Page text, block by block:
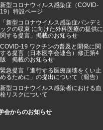
新型コロナウィルス感染症（COVID-
19）特設ページ
「新型コロナウイルス感染症パンデミ
ックの収束 に向けた外科医療の提供に
関する提言」掲載のお知らせ
COVID-19 ワクチンの普及と開発に関
する提言（日本医学会連合）修正第4
版 掲載のお知らせ
緊急提言「進行する医療崩壊をくい止
めるために」の提出について（報告）
新型コロナウイルス感染者における血
栓リスクについて
会からのお知らせ